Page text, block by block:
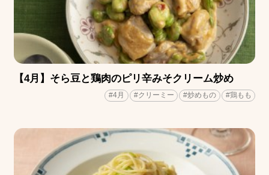
【4月】そら豆と鶏肉のピリ辛みそクリーム炒め
#4月 #クリーミー #炒めもの #鶏もも